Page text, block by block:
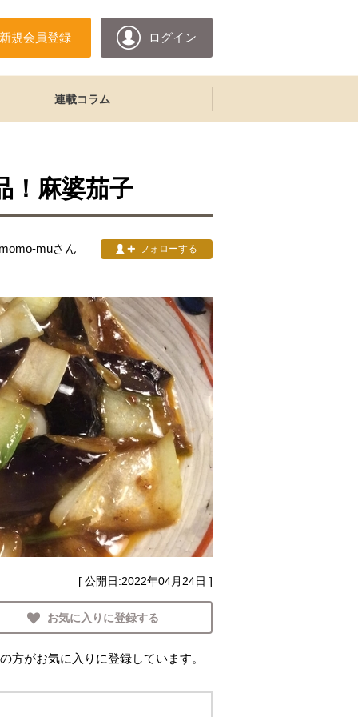
新規会員登録 ログイン
連載コラム
！麻婆茄子
muさん フォローする
[ 公開日:2022年04月24日 ]
お気に入りに登録する
の方がお気に入りに登録しています。